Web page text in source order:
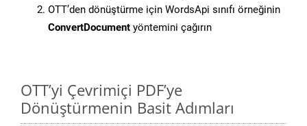
OTT’den dönüştürme için WordsApi sınıfı örneğinin
ConvertDocument yöntemini çağırın
OTT’yi Çevrimiçi PDF’ye
Dönüştürmenin Basit Adımları